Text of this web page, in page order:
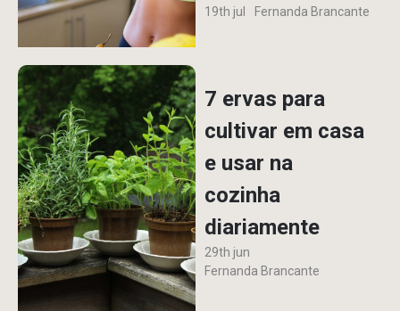
19th jul Fernanda Brancante
7 ervas para
cultivar em casa
e usar na
cozinha
diariamente
29th jun
Fernanda Brancante